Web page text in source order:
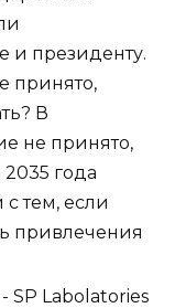
и президенту.
принято,
В
не принято,
года
с тем, если
привлечения
SP Labolatories